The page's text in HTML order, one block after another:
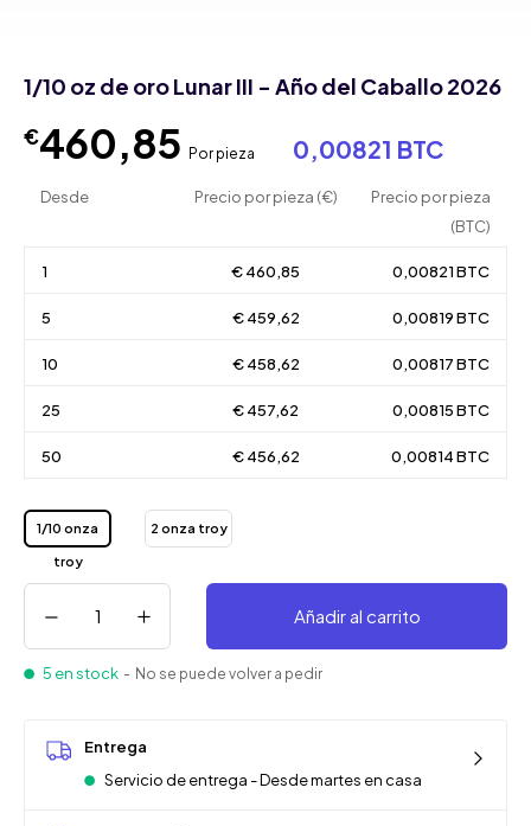
1/10 oz de oro Lunar III - Año del Caballo 2026
€460,85 Por pieza 0,00821 BTC
Desde Precio por pieza (€)
Precio por pieza
(BTC)
1 € 460,85 0,00821 BTC
5 € 459,62 0,00819 BTC
10 € 458,62 0,00817 BTC
25 € 457,62 0,00815 BTC
50 € 456,62 0,00814 BTC
1/10 onza
troy
2 onza troy
Añadir al carrito
5 en stock - No se puede volver a pedir
Entrega
Servicio de entrega - Desde martes en casa